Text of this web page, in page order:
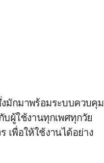
มักมาพร้อมระบบควบคุม
บผู้ใช้งานทุกเพศทุกวัย
เพื่อให้ใช้งานได้อย่าง